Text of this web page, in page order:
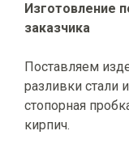
Изготовление
заказчика
Поставляем
разливки стали
стопорная
кирпич.